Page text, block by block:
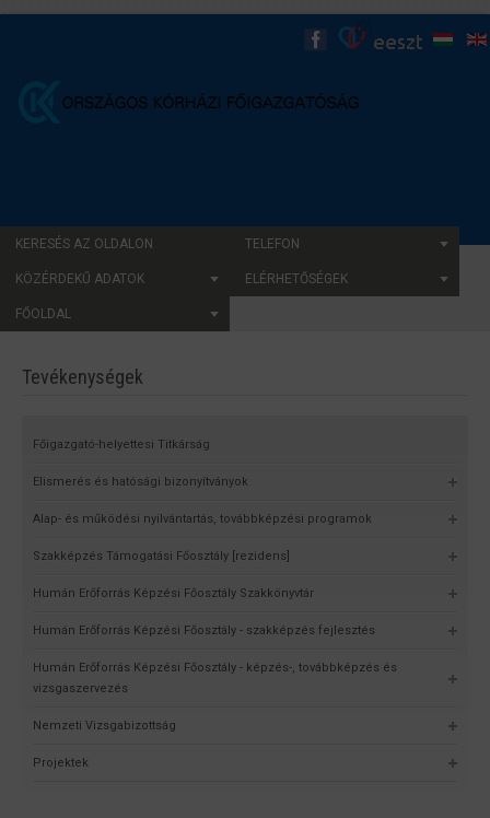
KERESÉS AZ OLDALON TELEFON
KÖZÉRDEKŰ ADATOK ELÉRHETŐSÉGEK
FŐOLDAL
Tevékenységek
Főigazgató-helyettesi Titkárság
Elismerés és hatósági bizonyítványok
Alap- és működési nyilvántartás, továbbképzési programok
Szakképzés Támogatási Főosztály [rezidens]
Humán Erőforrás Képzési Főosztály Szakkönyvtár
Humán Erőforrás Képzési Főosztály - szakképzés fejlesztés
Humán Erőforrás Képzési Főosztály - képzés-, továbbképzés és
vizsgaszervezés
Nemzeti Vizsgabizottság
Projektek